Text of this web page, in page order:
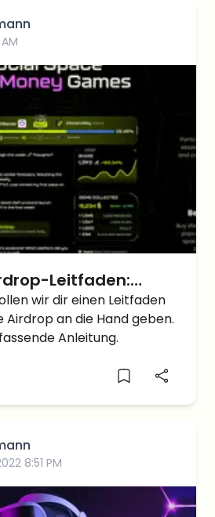
Leitfaden:
an der
Jagd
wir dir einen Leitfaden
an die Hand geben.
Anleitung.
8:51 PM